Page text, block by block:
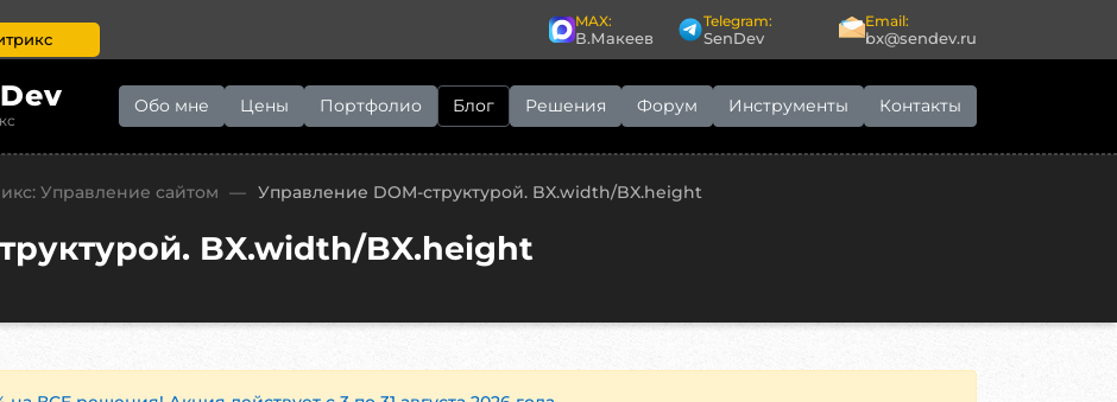
MAX:
В.Макеев
Telegram:
SenDev
Email:
bx@sendev.ru
Обо мне Цены Портфолио Блог Решения Форум Инструменты Контакты
Управление сайтом — Управление DOM-структурой. BX.width/BX.height
BX.width/BX.height